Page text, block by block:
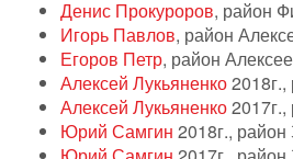
Денис Прокуроров, район
Игорь Павлов, район
Егоров Петр, район
Алексей Лукьяненко
Алексей Лукьяненко
Юрий Самгин 2018г.,